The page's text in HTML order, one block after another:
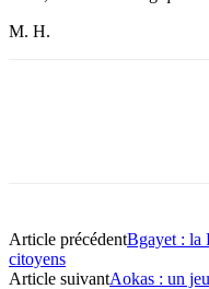
M. H.
Article précédentBgayet : la
citoyens
Article suivantAokas : un